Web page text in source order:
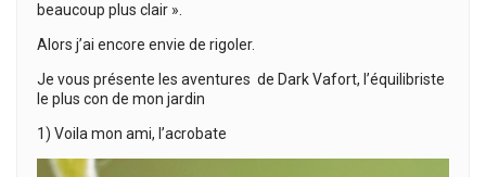
beaucoup plus clair ».
Alors j’ai encore envie de rigoler.
Je vous présente les aventures de Dark Vafort, l’équilibriste
le plus con de mon jardin
1) Voila mon ami, l’acrobate